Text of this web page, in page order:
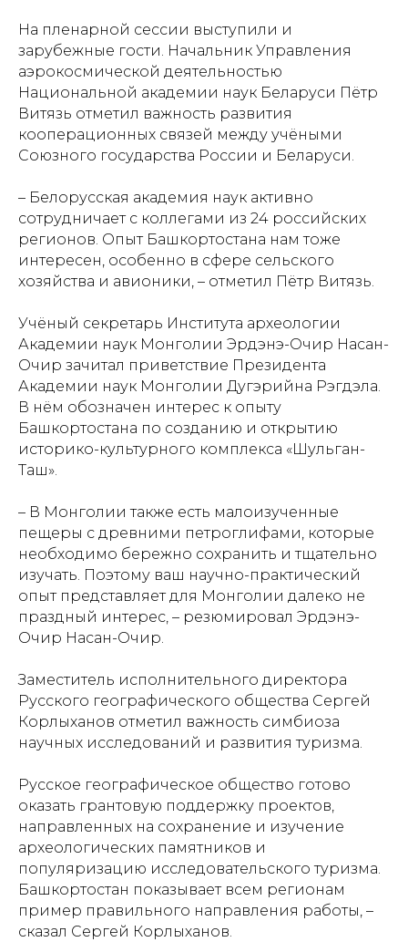
На пленарной сессии выступили и
зарубежные гости. Начальник Управления
аэрокосмической деятельностью
Национальной академии наук Беларуси Пётр
Витязь отметил важность развития
кооперационных связей между учёными
Союзного государства России и Беларуси.
– Белорусская академия наук активно
сотрудничает с коллегами из 24 российских
регионов. Опыт Башкортостана нам тоже
интересен, особенно в сфере сельского
хозяйства и авионики, – отметил Пётр Витязь.
Учёный секретарь Института археологии
Академии наук Монголии Эрдэнэ-Очир Насан-
Очир зачитал приветствие Президента
Академии наук Монголии Дугэрийна Рэгдэла.
В нём обозначен интерес к опыту
Башкортостана по созданию и открытию
историко-культурного комплекса «Шульган-
Таш».
– В Монголии также есть малоизученные
пещеры с древними петроглифами, которые
необходимо бережно сохранить и тщательно
изучать. Поэтому ваш научно-практический
опыт представляет для Монголии далеко не
праздный интерес, – резюмировал Эрдэнэ-
Очир Насан-Очир.
Заместитель исполнительного директора
Русского географического общества Сергей
Корлыханов отметил важность симбиоза
научных исследований и развития туризма.
Русское географическое общество готово
оказать грантовую поддержку проектов,
направленных на сохранение и изучение
археологических памятников и
популяризацию исследовательского туризма.
Башкортостан показывает всем регионам
пример правильного направления работы, –
сказал Сергей Корлыханов.